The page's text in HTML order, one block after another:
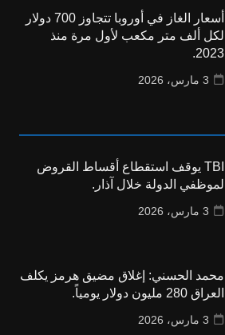
أسعار الغاز في أوروبا تتجاوز 700 دولار
لكل ألف متر مكعب لأول مرة منذ
2023.
3 مارس، 2026
TBI يوقف استقطاع أقساط القروض
لموظفي الدولة خلال آذار.
3 مارس، 2026
محمد الحسني: إغلاق مضيق هرمز يكلف
العراق 280 مليون دولار يومياً.
3 مارس، 2026